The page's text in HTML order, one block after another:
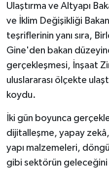
Ulaştırma ve Altyapı
ve İklim Değişikliği Bakan
teşriflerinin yanı sıra,
Gine'den bakan
gerçekleşmesi, İnşaat
uluslararası ölçekte
koydu.
İki gün boyunca
dijitalleşme, yapay
yapı malzemeleri,
gibi sektörün geleceğini